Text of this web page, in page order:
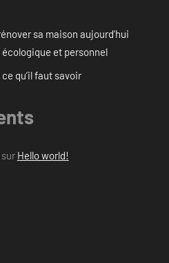
sa maison aujourd’hui
et personnel
qu’il faut savoir
Hello world!